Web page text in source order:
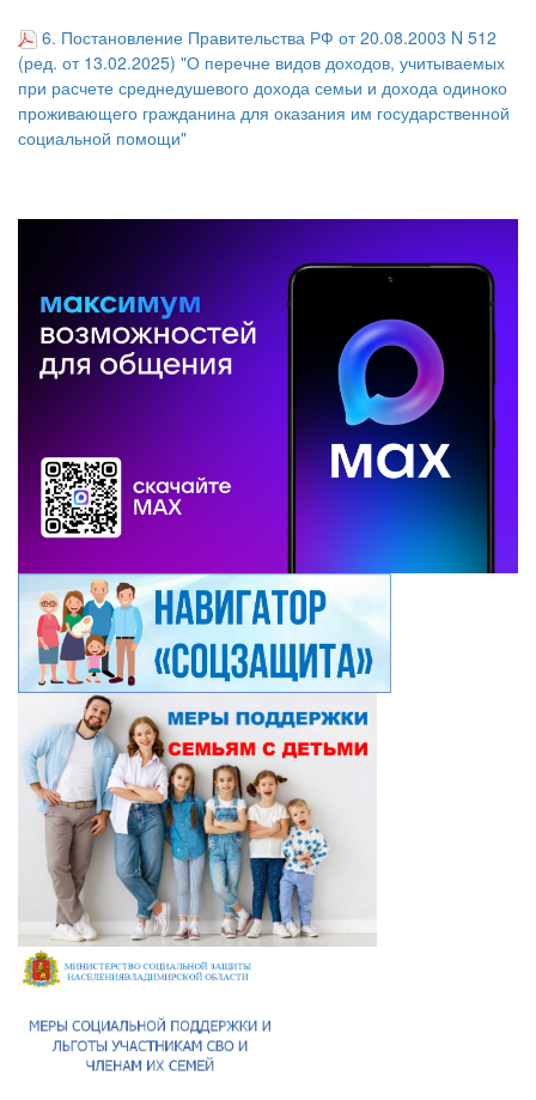
6. Постановление Правительства РФ от 20.08.2003 N 512
(ред. от 13.02.2025) "О перечне видов доходов, учитываемых
при расчете среднедушевого дохода семьи и дохода одиноко
проживающего гражданина для оказания им государственной
социальной помощи"